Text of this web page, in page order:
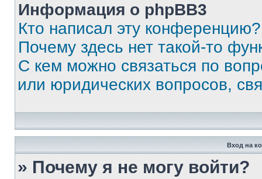
Информация о phpBB3
Кто написал эту конференцию?
Почему здесь нет такой-то
С кем можно связаться по
или юридических вопросов,
Вход на
» Почему я не могу войти?